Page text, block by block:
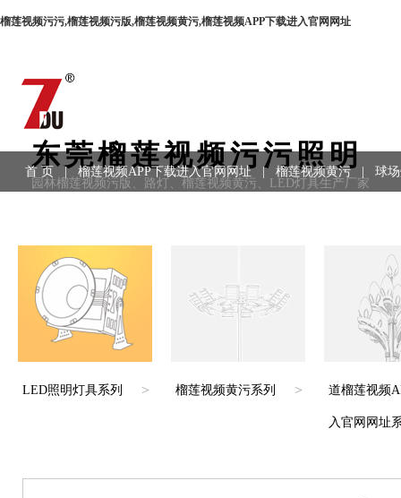
榴莲视频污污,榴莲视频污版,榴莲视频黄污,榴莲视频APP下载进入官网网址
东莞榴莲视频污污照明
园林榴莲视频污版、路灯、榴莲视频黄污、LED灯具生产厂家
首 页 | 榴莲视频APP下载进入官网网址 | 榴莲视频黄污 球
LED照明灯具系列 > 榴莲视频黄污系列 > 道榴莲视频
入官网网址